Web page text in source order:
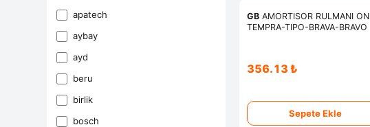
apatech
aybay
ayd
beru
bi̇rli̇k
bosch
GB AMORTISOR RULMANI ON
TEMPRA-TIPO-BRAVA-BRAVO
356.13 ₺
Sepete Ekle